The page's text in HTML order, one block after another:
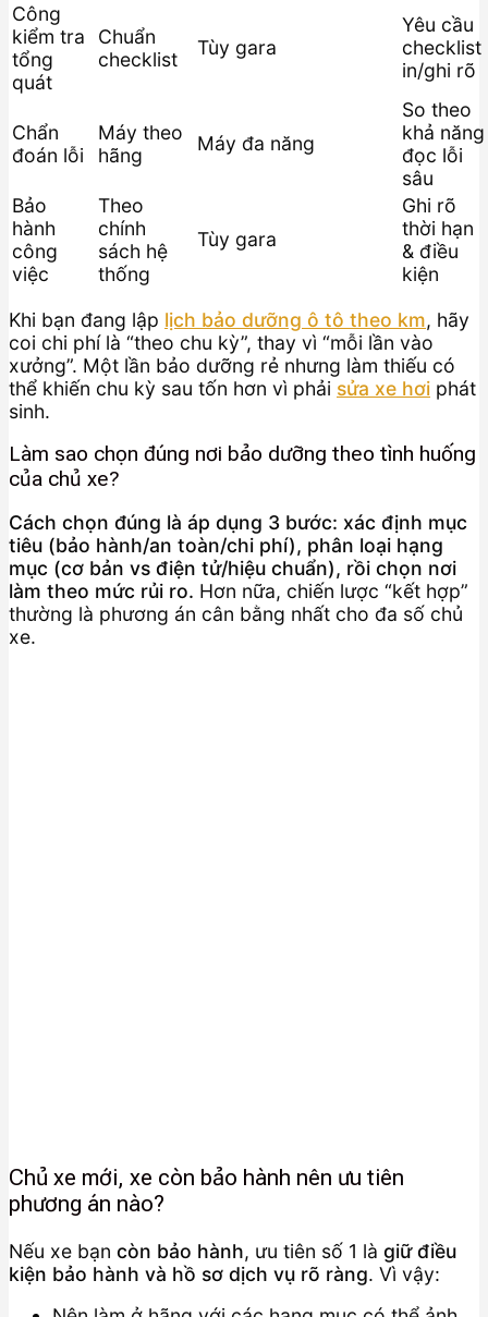
Công
kiểm tra
tổng
quát
Chuẩn
checklist
Tùy gara
Yêu cầu
checklist
in/ghi rõ
Chẩn
đoán lỗi
Máy theo
hãng
Máy đa năng
So theo
khả năng
đọc lỗi
sâu
Bảo
hành
công
việc
Theo
chính
sách hệ
thống
Tùy gara
Ghi rõ
thời hạn
& điều
kiện
Khi bạn đang lập lịch bảo dưỡng ô tô theo km, hãy
coi chi phí là “theo chu kỳ”, thay vì “mỗi lần vào
xưởng”. Một lần bảo dưỡng rẻ nhưng làm thiếu có
thể khiến chu kỳ sau tốn hơn vì phải sửa xe hơi phát
sinh.
Làm sao chọn đúng nơi bảo dưỡng theo tình huống
của chủ xe?
Cách chọn đúng là áp dụng 3 bước: xác định mục
tiêu (bảo hành/an toàn/chi phí), phân loại hạng
mục (cơ bản vs điện tử/hiệu chuẩn), rồi chọn nơi
làm theo mức rủi ro. Hơn nữa, chiến lược “kết hợp”
thường là phương án cân bằng nhất cho đa số chủ
xe.
Chủ xe mới, xe còn bảo hành nên ưu tiên
phương án nào?
Nếu xe bạn còn bảo hành, ưu tiên số 1 là giữ điều
kiện bảo hành và hồ sơ dịch vụ rõ ràng. Vì vậy: